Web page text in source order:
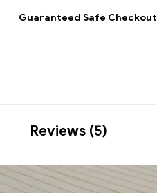
Guaranteed Safe Checkout
Reviews (5)